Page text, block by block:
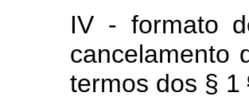
IV - formato
cancelamento
termos dos § 1